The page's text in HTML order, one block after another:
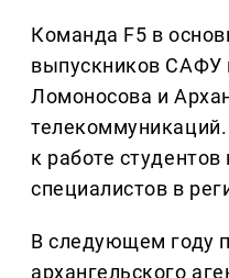
Команда F5 в
выпускников
Ломоносова и
к работе
специалистов в
В следующем году
архангельского